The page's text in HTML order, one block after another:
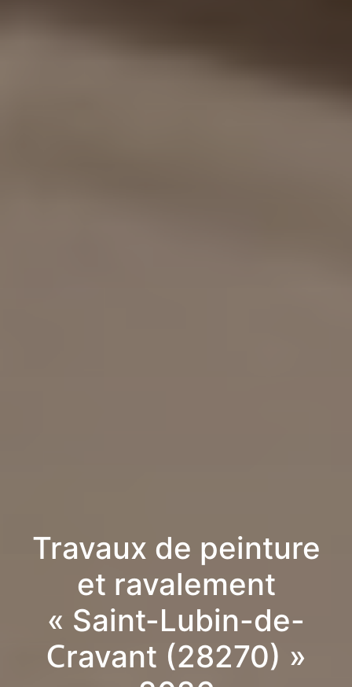
Travaux de peinture
et ravalement
« Saint-Lubin-de-
Cravant (28270) »